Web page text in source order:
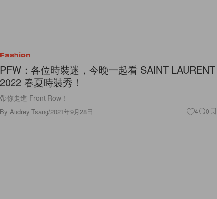
Fashion
PFW：各位時裝迷，今晚一起看 SAINT LAURENT
2022 春夏時裝秀！
帶你走進 Front Row！
By Audrey Tsang/2021年9月28日 4 0